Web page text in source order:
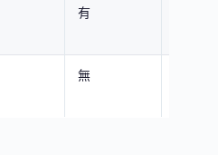
有
無